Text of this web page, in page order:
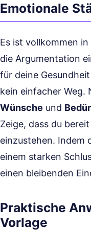
Emotionale
Es ist vollkommen
die Argumentation
für deine
kein einfacher Weg.
Wünsche und
Zeige, dass du
einzustehen. Indem
einem starken
einen bleibenden
Praktische
Vorlage